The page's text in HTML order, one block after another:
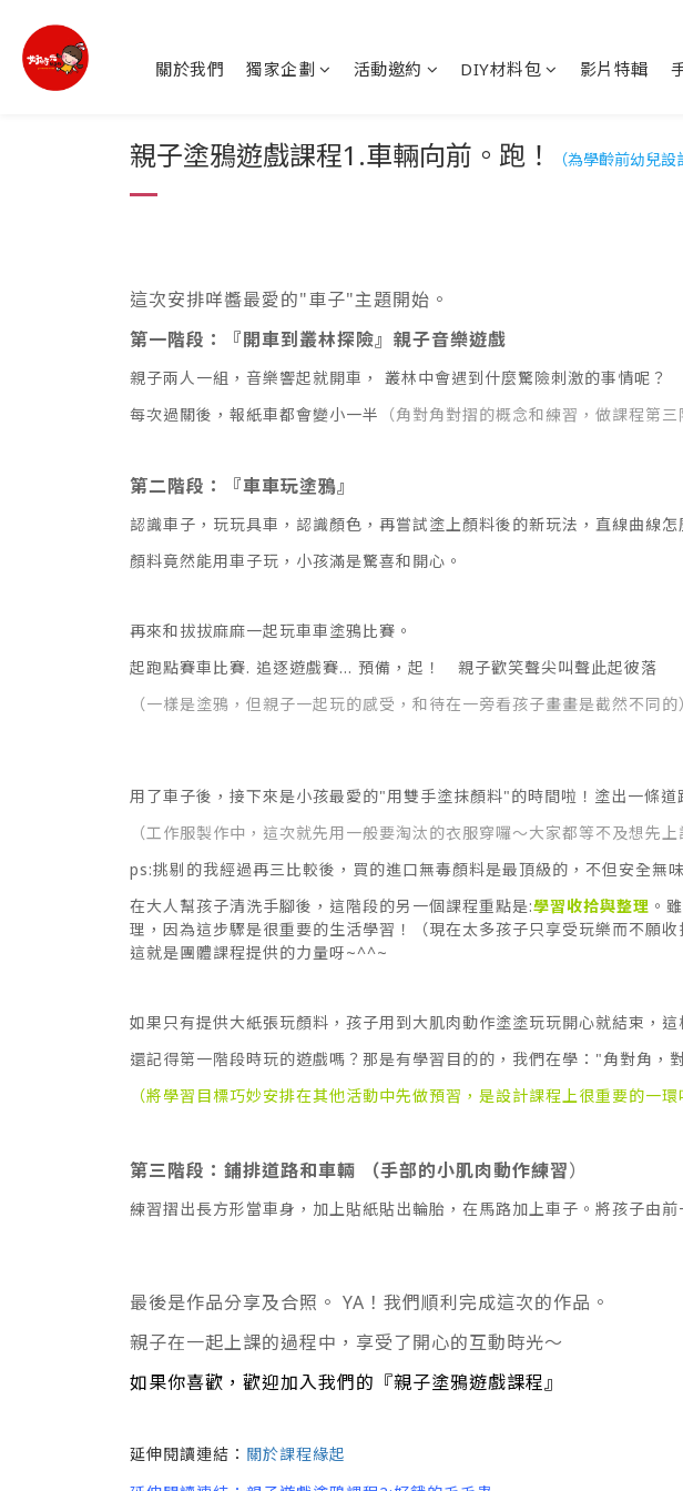
關於我們 獨家企劃 活動邀約 DIY材料包 影片特輯
親子塗鴉遊戲課程1.車輛向前。跑！ （為學齡前幼兒設
這次安排咩醬最愛的"車子"主題開始。
第一階段：『開車到叢林探險』親子音樂遊戲
親子兩人一組，音樂響起就開車， 叢林中會遇到什麼驚險刺激的事情呢？
每次過關後，報紙車都會變小一半
（角對角對摺的概念和練習，做課程第三
第二階段：『車車玩塗鴉』
認識車子，玩玩具車，認識顏色，再嘗試塗上顏料後的新玩法，直線曲線
顏料竟然能用車子玩，小孩滿是驚喜和開心。
再來和拔拔麻麻一起玩車車塗鴉比賽。
起跑點賽車比賽. 追逐遊戲賽... 預備，起！ 親子歡笑聲尖叫聲此起彼落
（一樣是塗鴉，但親子一起玩的感受，和待在一旁看孩子畫畫是截然不同的
用了車子後，接下來是小孩最愛的"用雙手塗抹顏料"的時間啦！塗出一條道
（工作服製作中，這次就先用一般要淘汰的衣服穿囉～大家都等不及想先上
ps:挑剔的我經過再三比較後，買的進口無毒顏料是最頂級的，不但安全無
在大人幫孩子清洗手腳後，這階段的另一個課程重點是:學習收拾與整理 。
理，因為這步驟是很重要的生活學習！（現在太多孩子只享受玩樂而不願
這就是團體課程提供的力量呀~^^~
如果只有提供大紙張玩顏料，孩子用到大肌肉動作塗塗玩玩開心就結束，
還記得第一階段時玩的遊戲嗎？那是有學習目的的，我們在學："角對角
（將學習目標巧妙安排在其他活動中先做預習，是設計課程上很重要的一環
第三階段：鋪排道路和車輛 （手部的小肌肉動作練習）
練習摺出長方形當車身，加上貼紙貼出輪胎，在馬路加上車子。將孩子由
最後是作品分享及合照。 YA！我們順利完成這次的作品。
親子在一起上課的過程中，享受了開心的互動時光～
如果你喜歡，歡迎加入我們的『親子塗鴉遊戲課程』
延伸閱讀連結： 關於課程緣起